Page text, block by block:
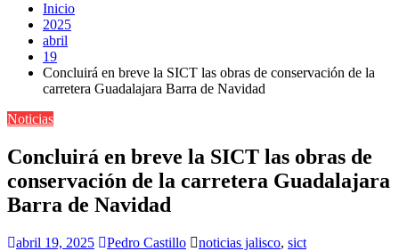
Inicio
2025
abril
19
Concluirá en breve la SICT las obras de conservación de la
carretera Guadalajara Barra de Navidad
Noticias
Concluirá en breve la SICT las obras de
conservación de la carretera Guadalajara
Barra de Navidad
abril 19, 2025 Pedro Castillo noticias jalisco, sict